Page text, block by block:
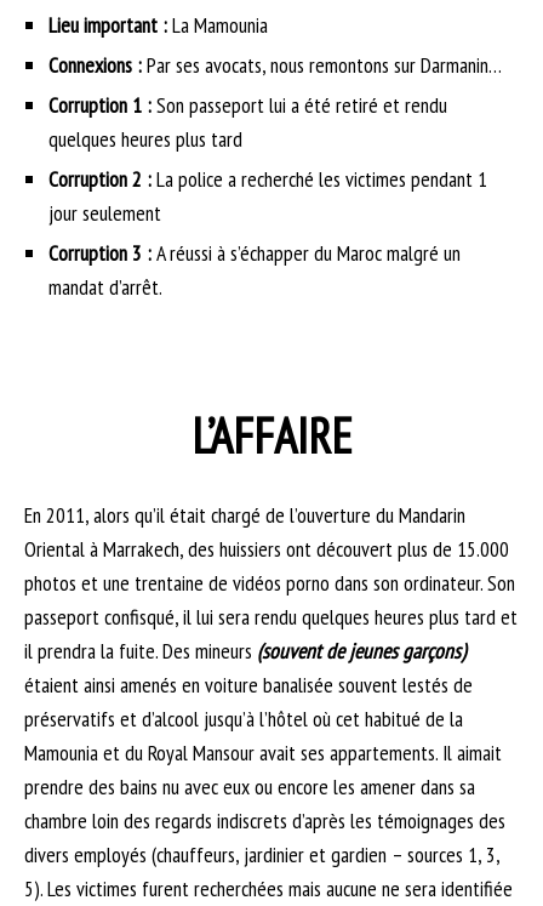
Lieu important :La Mamounia
Connexions :Par ses avocats, nous remontons sur Darmanin…
Corruption 1 :Son passeport lui a été retiré et rendu
quelques heures plus tard
Corruption 2 :La police a recherché les victimes pendant 1
jour seulement
Corruption 3 :A réussi à s’échapper du Maroc malgré un
mandat d’arrêt.
L’AFFAIRE
En 2011, alors qu’il était chargé de l’ouverture du Mandarin
Oriental à Marrakech, des huissiers ont découvert plus de 15.000
photos et une trentaine de vidéos porno dans son ordinateur. Son
passeport confisqué, il lui sera rendu quelques heures plus tard et
il prendra la fuite. Des mineurs (souvent de jeunes garçons)
étaient ainsi amenés en voiture banalisée souvent lestés de
préservatifs et d’alcool jusqu’à l’hôtel où cet habitué de la
Mamounia et du Royal Mansour avait ses appartements. Il aimait
prendre des bains nu avec eux ou encore les amener dans sa
chambre loin des regards indiscrets d’après les témoignages des
divers employés (chauffeurs, jardinier et gardien – sources 1, 3,
5). Les victimes furent recherchées mais aucune ne sera identifiée